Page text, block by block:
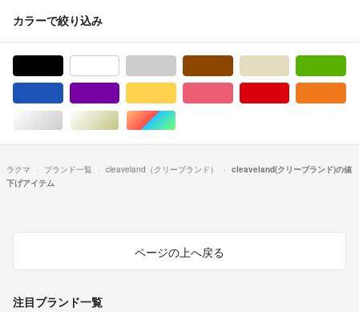
カラーで絞り込み
シルバー/銀色系ゴールド/金色系マルチカラー
ラクマ ブランド一覧 cleaveland（クリーブランド）
cleaveland(クリーブランド)の値
下げアイテム
ページの上へ戻る
注目ブランド一覧